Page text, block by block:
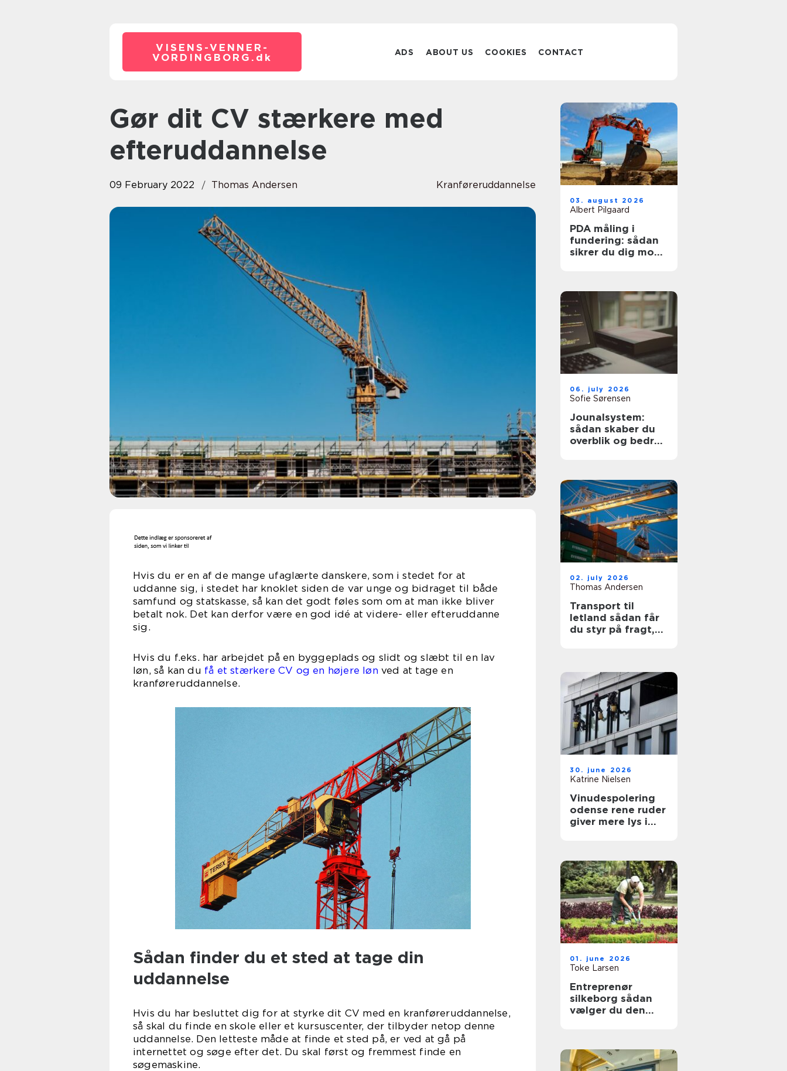
VISENS-VENNER-
VORDINGBORG. dk ADS ABOUT US COOKIES CONTACT
Gør dit CV stærkere med
efteruddannelse
09 February 2022 Thomas Andersen Kranføreruddannelse
Hvis du er en af de mange ufaglærte danskere, som i stedet for at
uddanne sig, i stedet har knoklet siden de var unge og bidraget til både
samfund og statskasse, så kan det godt føles som om at man ikke bliver
betalt nok. Det kan derfor være en god idé at videre- eller efteruddanne
sig.
Hvis du f.eks. har arbejdet på en byggeplads og slidt og slæbt til en lav
løn, så kan du få et stærkere CV og en højere løn ved at tage en
kranføreruddannelse.
Sådan finder du et sted at tage din
uddannelse
Hvis du har besluttet dig for at styrke dit CV med en kranføreruddannelse,
så skal du finde en skole eller et kursuscenter, der tilbyder netop denne
uddannelse. Den letteste måde at finde et sted på, er ved at gå på
internettet og søge efter det. Du skal først og fremmest finde en
søgemaskine.
03. august 2026
Albert Pilgaard
PDA måling i
fundering: sådan
sikrer du dig mod
06. july 2026
Sofie Sørensen
Jounalsystem:
sådan skaber du
overblik og bedre
02. july 2026
Thomas Andersen
Transport til
letland sådan får
du styr på fragt,
30. june 2026
Katrine Nielsen
Vinudespolering
odense rene ruder
giver mere lys i
01. june 2026
Toke Larsen
Entreprenør
silkeborg sådan
vælger du den